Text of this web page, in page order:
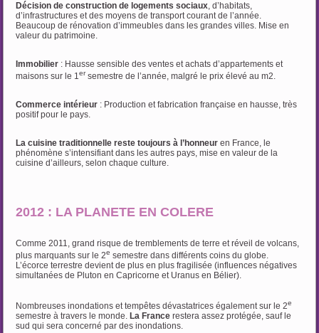
Décision de construction de logements sociaux, d’habitats,
d’infrastructures et des moyens de transport courant de l’année.
Beaucoup de rénovation d’immeubles dans les grandes villes. Mise en
valeur du patrimoine.
Immobilier : Hausse sensible des ventes et achats d’appartements et
maisons sur le 1er semestre de l’année, malgré le prix élevé au m2.
Commerce intérieur : Production et fabrication française en hausse, très
positif pour le pays.
La cuisine traditionnelle reste toujours à l’honneur en France, le
phénomène s’intensifiant dans les autres pays, mise en valeur de la
cuisine d’ailleurs, selon chaque culture.
2012 : LA PLANETE EN COLERE
Comme 2011, grand risque de tremblements de terre et réveil de volcans,
plus marquants sur le 2e semestre dans différents coins du globe.
L’écorce terrestre devient de plus en plus fragilisée (influences négatives
simultanées de Pluton en Capricorne et Uranus en Bélier).
Nombreuses inondations et tempêtes dévastatrices également sur le 2e
semestre à travers le monde. La France restera assez protégée, sauf le
sud qui sera concerné par des inondations.